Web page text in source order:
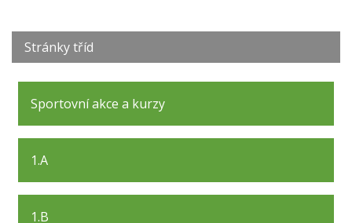
Stránky tříd
Sportovní akce a kurzy
1.A
1.B